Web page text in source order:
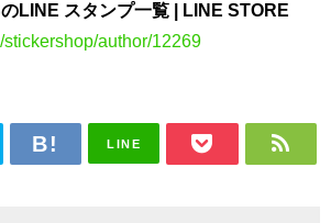
LINE スタンプ一覧 | LINE STORE
stickershop/author/12269
LINE